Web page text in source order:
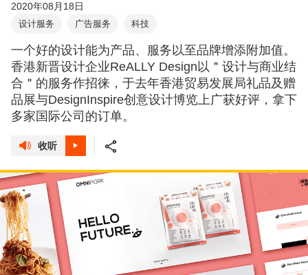
2020年08月18日
设计服务 广告服务 科技
一个好的设计能为产品、服务以至品牌增添附加值。
香港新晋设计企业ReALLY Design以＂设计与商业结
合＂的服务作招徕，于去年香港贸易发展局礼品及赠
品展与DesignInspire创意设计博览上广获好评，拿下
多家国际公司的订单。
收听